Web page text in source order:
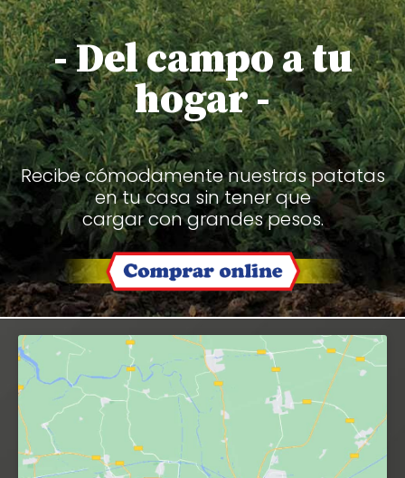
- Del campo a tu
hogar -
Recibe cómodamente nuestras patatas
en tu casa sin tener que
cargar con grandes pesos.